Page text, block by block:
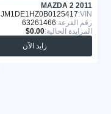
MAZDA 2 2011
VIN:
JM1DE1HZ0B0125417
رقم القرعة:63261466
المزايدة الحالية:
زايد الآن